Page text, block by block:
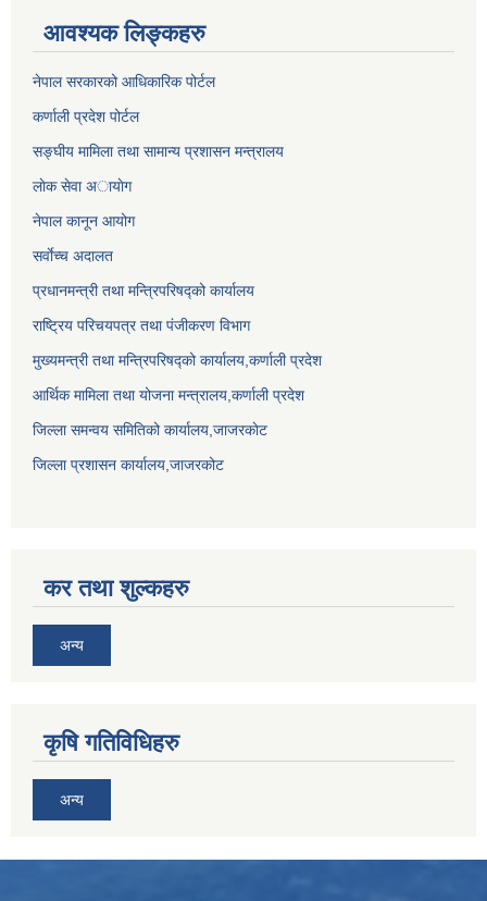
आवश्यक लिङ्कहरु
नेपाल सरकारको आधिकारिक पोर्टल
कर्णाली प्रदेश पोर्टल
सङ्घीय मामिला तथा सामान्य प्रशासन मन्त्रालय
लाेक सेवा अायाेग
नेपाल कानून आयोग
सर्वाेच्च अदालत
प्रधानमन्त्री तथा मन्त्रिपरिषद्को कार्यालय
राष्ट्रिय परिचयपत्र तथा पंजीकरण विभाग
मुख्यमन्त्री तथा मन्त्रिपरिषद्को कार्यालय,कर्णाली प्रदेश
आर्थिक मामिला तथा योजना मन्त्रालय,कर्णाली प्रदेश
जिल्ला समन्वय समितिको कार्यालय,जाजरकाेट
जिल्ला प्रशासन कार्यालय,जाजरकोट
कर तथा शुल्कहरु
अन्य
कृषि गतिविधिहरु
अन्य